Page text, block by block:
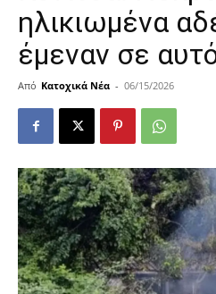
ηλικιωμένα
έμεναν σε
Από Κατοχικά Νέα - 06/15/2026